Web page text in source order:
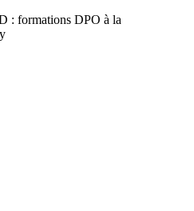
: formations DPO à la